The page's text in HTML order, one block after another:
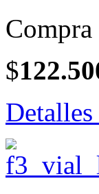
Compra
$